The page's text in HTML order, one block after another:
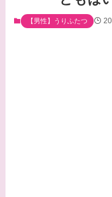
【男性】うりふたつ